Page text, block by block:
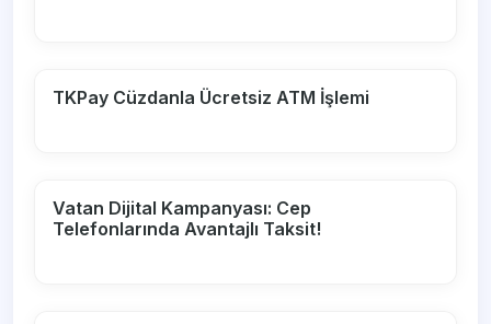
TKPay Cüzdanla Ücretsiz ATM İşlemi
Vatan Dijital Kampanyası: Cep
Telefonlarında Avantajlı Taksit!